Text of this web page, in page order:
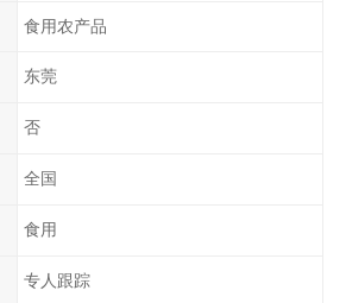
食用农产品
东莞
否
全国
食用
专人跟踪